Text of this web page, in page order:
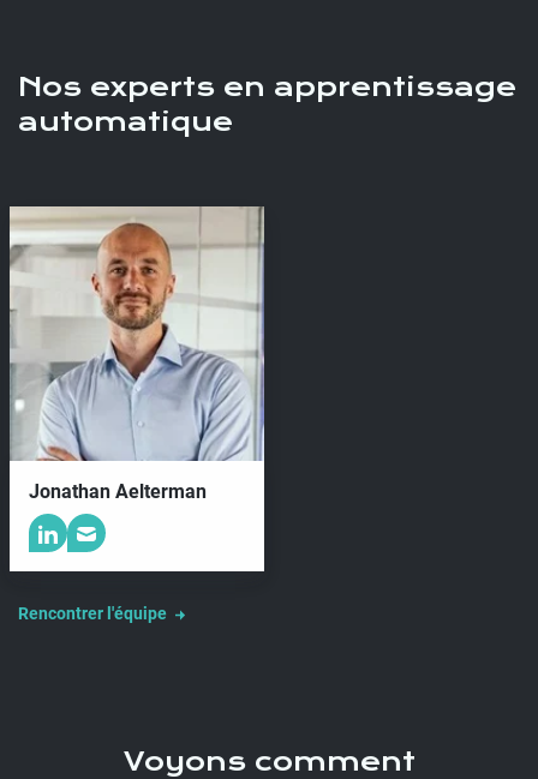
Nos experts en apprentissage
automatique
Jonathan Aelterman
Rencontrer l'équipe
Voyons comment